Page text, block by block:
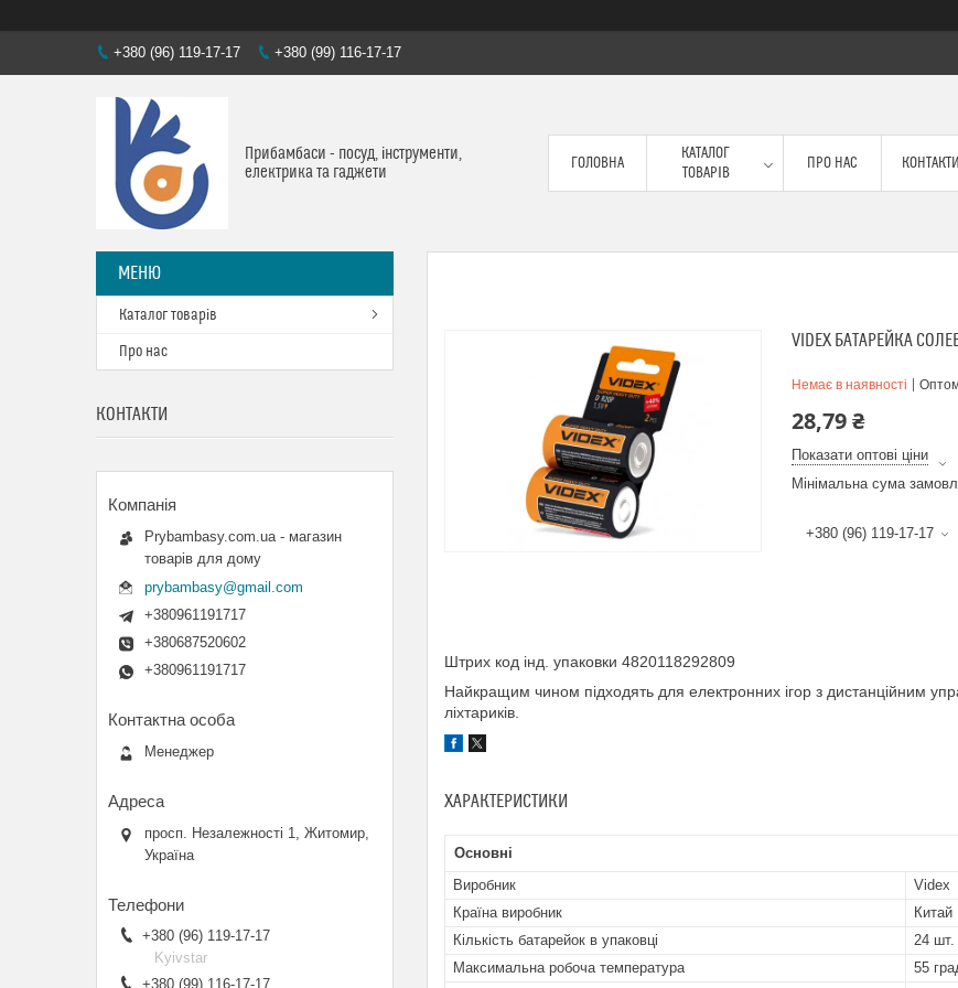
+380 (96) 119-17-17 +380 (99) 116-17-17
Прибамбаси - посуд, інструменти,
електрика та гаджети
ГОЛОВНА
КАТАЛОГ
ТОВАРІВ
ПРО НАС КОНТАКТИ
VIDEX БАТАРЕЙКА
Немає в наявності Оптом
28,79 ₴
Показати оптові ціни
Мінімальна сума
+380 (96) 119-17-17
Штрих код інд. упаковки 4820118292809
Найкращим чином підходять для електронних ігор з дистанційним
ліхтариків.
ХАРАКТЕРИСТИКИ
Основні
Виробник
Videx
Країна виробник
Китай
Кількість батарейок в упаковці
24 шт.
Максимальна робоча температура
55
Каталог товарів
Про нас
КОНТАКТИ
Prybambasy.com.ua - магазин
товарів для дому
prybambasy@gmail.com
+380961191717
+380687520602
+380961191717
Менеджер
просп. Незалежності 1, Житомир,
Україна
+380 (96) 119-17-17
Kyivstar
+380 (99) 116-17-17